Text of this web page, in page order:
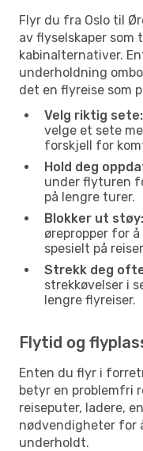
Flyr du fra Oslo til
av flyselskaper som
kabinalternativer.
underholdning
det en flyreise som
Velg riktig sete:
velge et sete
forskjell for
Hold deg
under flyturen
på lengre turer.
Blokker ut støy:
ørepropper for
spesielt på
Strekk deg
strekkøvelser i
lengre flyreiser.
Flytid og
Enten du flyr i
betyr en problemfri
reiseputer, ladere,
nødvendigheter for
underholdt.